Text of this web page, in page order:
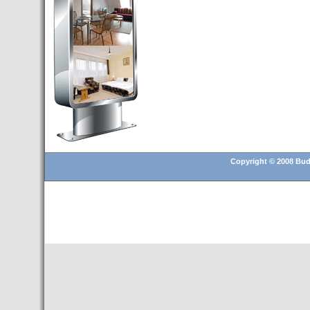
Budapest’.
- Hoteles en BUDAPEST:
Resultados octubre de 2016,
subida del 15% ocupación y
del 25,6% en el RevPar
- Nuevo Hotel en Budapest
bajo la marca Exe Hotusa
- Transfer Aeropuerto de
BUDAPEST
Copyright © 2008